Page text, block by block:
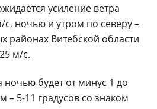
усиление ветра
ночью и утром по северу –
районах Витебской области
м/с.
ночью будет от минус 1 до
– 5-11 градусов со знаком